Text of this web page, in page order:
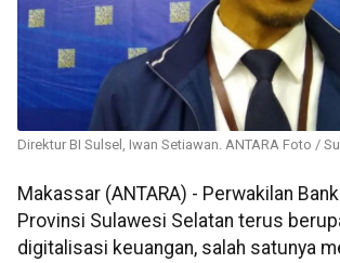
Direktur BI Sulsel, Iwan Setiawan. ANTARA Foto /
Makassar (ANTARA) - Perwakilan
Provinsi Sulawesi Selatan terus
digitalisasi keuangan, salah satunya